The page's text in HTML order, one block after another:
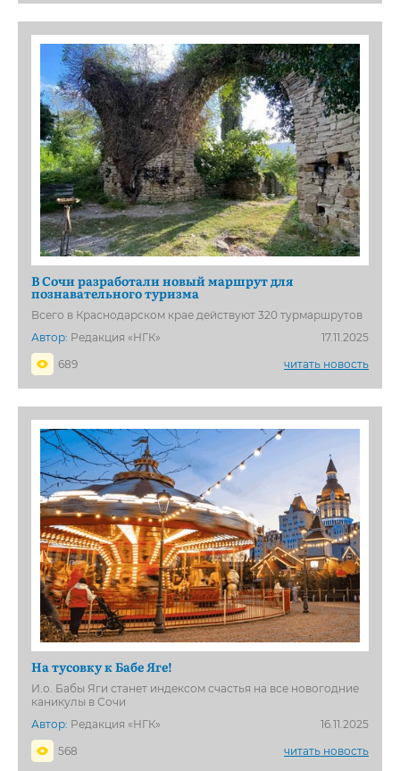
В Сочи разработали новый маршрут для
познавательного туризма
Всего в Краснодарском крае действуют 320 турмаршрутов
Автор: Редакция «НГК»
17.11.2025
689
читать новость
На тусовку к Бабе Яге!
И.о. Бабы Яги станет индексом счастья на все новогодние
каникулы в Сочи
Автор: Редакция «НГК»
16.11.2025
568
читать новость